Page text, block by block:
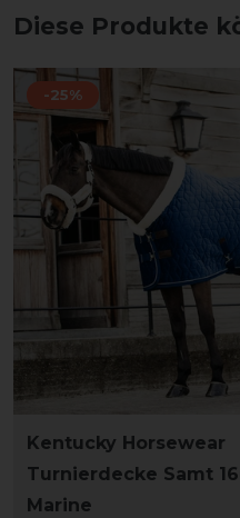
Diese Produkte
-25%
Kentucky Horsewear
Turnierdecke Samt
Marine